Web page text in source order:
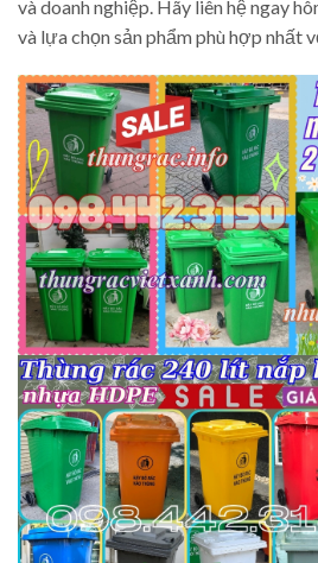
và doanh nghiệp. Hãy liên hệ ngay
và lựa chọn sản phẩm phù hợp nhất